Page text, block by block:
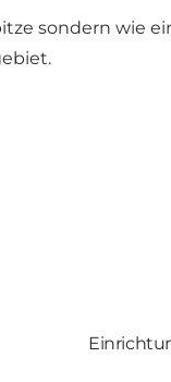
sondern wie